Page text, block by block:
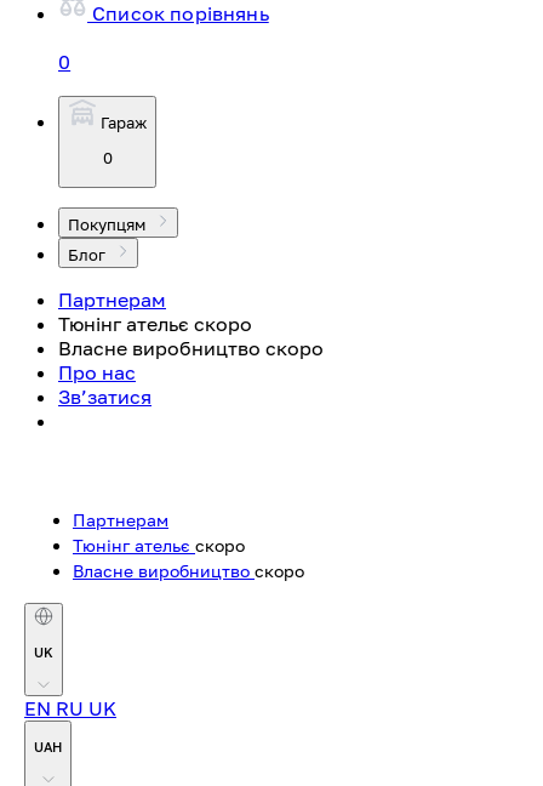
Список порівнянь
0
Гараж
0
Покупцям
Блог
Партнерам
Тюнінг ательє скоро
Власне виробництво скоро
Про нас
Зв’затися
Партнерам
Тюнінг ательє скоро
Власне виробництво скоро
UK
EN RU UK
UAH